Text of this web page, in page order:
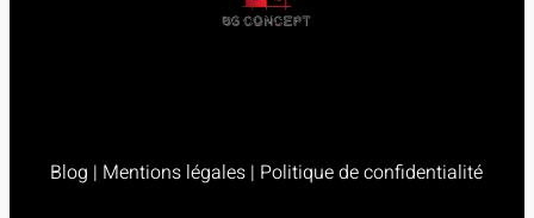
Blog | Mentions légales| Politique de confidentialité